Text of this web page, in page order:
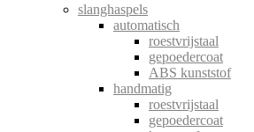
slanghaspels
automatisch
roestvrijstaal
gepoedercoat
ABS kunststof
handmatig
roestvrijstaal
gepoedercoat